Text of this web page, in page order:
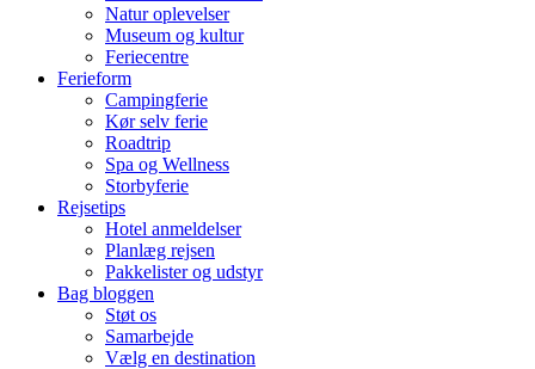
Natur oplevelser
Museum og kultur
Feriecentre
Ferieform
Campingferie
Kør selv ferie
Roadtrip
Spa og Wellness
Storbyferie
Rejsetips
Hotel anmeldelser
Planlæg rejsen
Pakkelister og udstyr
Bag bloggen
Støt os
Samarbejde
Vælg en destination